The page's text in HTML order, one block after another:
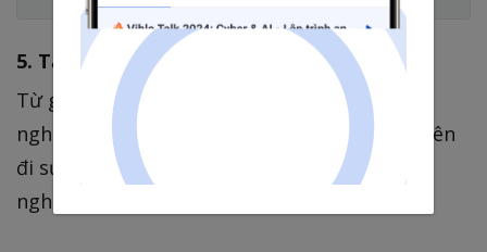
5. Tận hưởng thành quả tự động hóa
Từ giờ phút này trở đi, bạn (và bất kỳ đồng
nghiệp nào trong team) có thể hoàn toàn quên
đi sự tồn tại của Elasticsearch khi viết logic
nghiệp vụ thông thường.